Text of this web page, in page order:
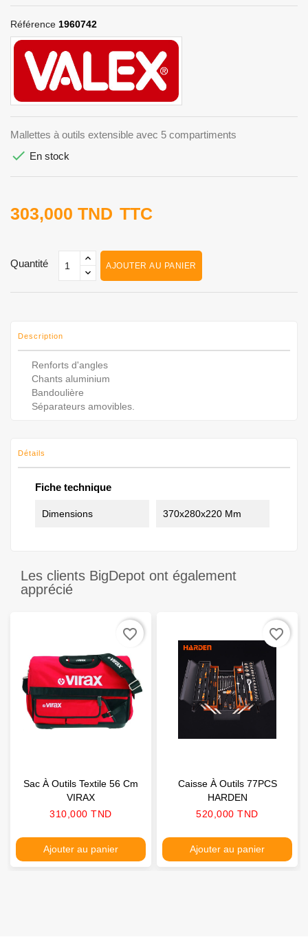
Référence 1960742
Mallettes à outils extensible avec 5 compartiments
 En stock
303,000 TND TTC
Quantité AJOUTER AU PANIER
Description
Renforts d'angles
Chants aluminium
Bandoulière
Séparateurs amovibles.
Détails
Fiche technique
Dimensions 370x280x220 Mm
Les clients BigDepot ont également
apprécié
Sac À Outils Textile 56 Cm
VIRAX
Prix
310,000 TND
Ajouter au panier
favorite_border
Caisse À Outils 77PCS
HARDEN
Prix
520,000 TND
Ajouter au panier
favorite_border